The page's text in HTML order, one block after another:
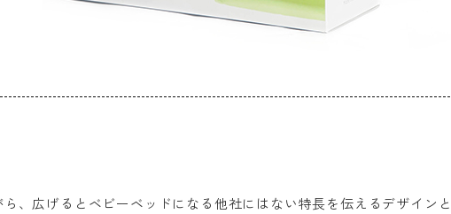
、広げるとベビーベッドになる他社にはない特長を伝えるデザイン